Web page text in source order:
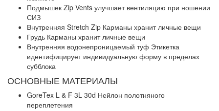
Подмышек Zip Vents улучшает вентиляцию при ношении
СИЗ
Внутренняя Stretch Zip Карманы хранит личные вещи
Грудь Карманы хранит личные вещи
Внутренняя водонепроницаемый туф Этикетка
идентифицирует индивидуальную форму в пределах
субблока
ОСНОВНЫЕ МАТЕРИАЛЫ
GoreTex L & F 3L 30d Нейлон полотняного
переплетения